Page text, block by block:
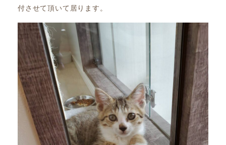
付させて頂いて居ります。